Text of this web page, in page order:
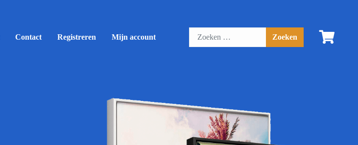
Contact Registreren Mijn account